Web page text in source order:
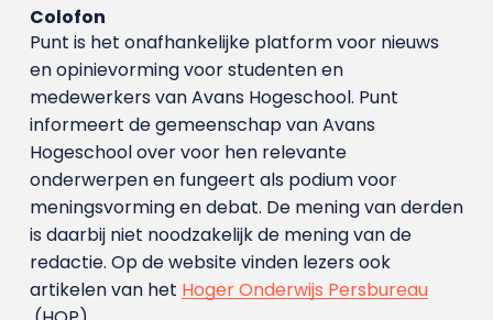
Colofon
Punt is het onafhankelijke platform voor nieuws
en opinievorming voor studenten en
medewerkers van Avans Hoge­school. Punt
informeert de gemeenschap van Avans
Hogeschool over voor hen relevante
onderwerpen en fungeert als podium voor
meningsvorming en debat. De mening van derden
is daarbij niet noodzakelijk de mening van de
redactie. Op de website vinden lezers ook
artikelen van het Hoger Onderwijs Persbureau